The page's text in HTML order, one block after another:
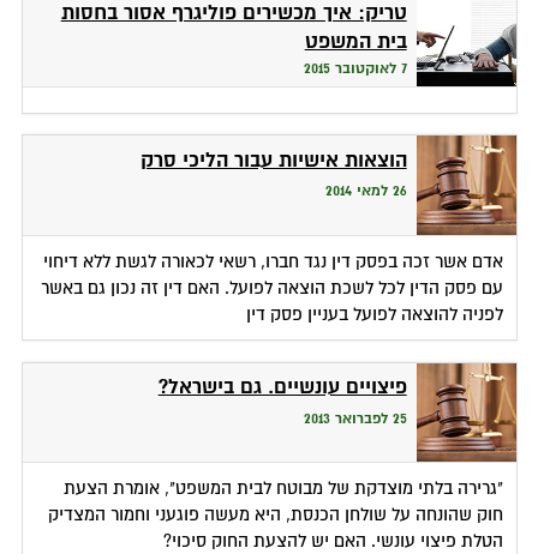
טריק: איך מכשירים פוליגרף אסור בחסות
בית המשפט
7 לאוקטובר 2015
הוצאות אישיות עבור הליכי סרק
26 למאי 2014
אדם אשר זכה בפסק דין נגד חברו, רשאי לכאורה לגשת ללא דיחוי
עם פסק הדין לכל לשכת הוצאה לפועל. האם דין זה נכון גם באשר
לפניה להוצאה לפועל בעניין פסק דין
פיצויים עונשיים. גם בישראל?
25 לפברואר 2013
"גרירה בלתי מוצדקת של מבוטח לבית המשפט", אומרת הצעת
חוק שהונחה על שולחן הכנסת, היא מעשה פוגעני וחמור המצדיק
הטלת פיצוי עונשי. האם יש להצעת החוק סיכוי?